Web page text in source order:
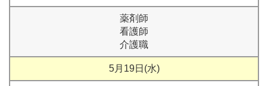
薬剤師
看護師
介護職
5月19日(水)